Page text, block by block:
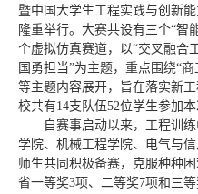
暨中国大学生工程实践与创新
隆重举行。大赛共设有三个“智
个虚拟仿真赛道，以“交叉融合
国勇担当”为主题，重点围绕“
等主题内容展开，旨在落实新
校共有14支队伍52位学生参加本
自赛事启动以来，工程训
学院、机械工程学院、电气与
师生共同积极备赛，克服种种
省一等奖3项、二等奖7项和三